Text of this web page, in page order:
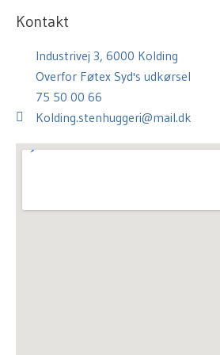
Kontakt
Industrivej 3, 6000 Kolding
Overfor Føtex Syd's udkørsel
75 50 00 66
Kolding.stenhuggeri@mail.dk